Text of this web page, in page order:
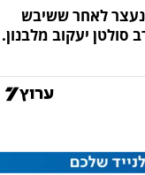
נעצר לאחר ששיבש
יעקוב מלבנון.